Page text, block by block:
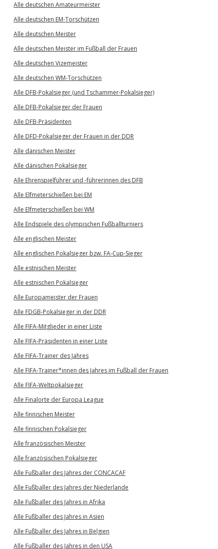
Alle deutschen Amateurmeister
Alle deutschen EM-Torschützen
Alle deutschen Meister
Alle deutschen Meister im Fußball der Frauen
Alle deutschen Vizemeister
Alle deutschen WM-Torschützen
Alle DFB-Pokalsieger (und Tschammer-Pokalsieger)
Alle DFB-Pokalsieger der Frauen
Alle DFB-Präsidenten
Alle DFD-Pokalsieger der Frauen in der DDR
Alle dänischen Meister
Alle dänischen Pokalsieger
Alle Ehrenspielführer und -führerinnen des DFB
Alle Elfmeterschießen bei EM
Alle Elfmeterschießen bei WM
Alle Endspiele des olympischen Fußballturniers
Alle englischen Meister
Alle englischen Pokalsieger bzw. FA-Cup-Sieger
Alle estnischen Meister
Alle estnischen Pokalsieger
Alle Europameister der Frauen
Alle FDGB-Pokalsieger in der DDR
Alle FIFA-Mitglieder in einer Liste
Alle FIFA-Präsidenten in einer Liste
Alle FIFA-Trainer des Jahres
Alle FIFA-Trainer*innen des Jahres im Fußball der Frauen
Alle FIFA-Weltpokalsieger
Alle Finalorte der Europa League
Alle finnischen Meister
Alle finnischen Pokalsieger
Alle französischen Meister
Alle französischen Pokalsieger
Alle Fußballer des Jahres der CONCACAF
Alle Fußballer des Jahres der Niederlande
Alle Fußballer des Jahres in Afrika
Alle Fußballer des Jahres in Asien
Alle Fußballer des Jahres in Belgien
Alle Fußballer des Jahres in den USA